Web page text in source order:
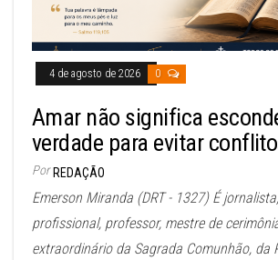
4 de agosto de 2026 0
Amar não significa
verdade para evitar
Por REDAÇÃO
Emerson Miranda (DRT - 1327) É
profissional, professor, mestre de
extraordinário da Sagrada Comunhão, da